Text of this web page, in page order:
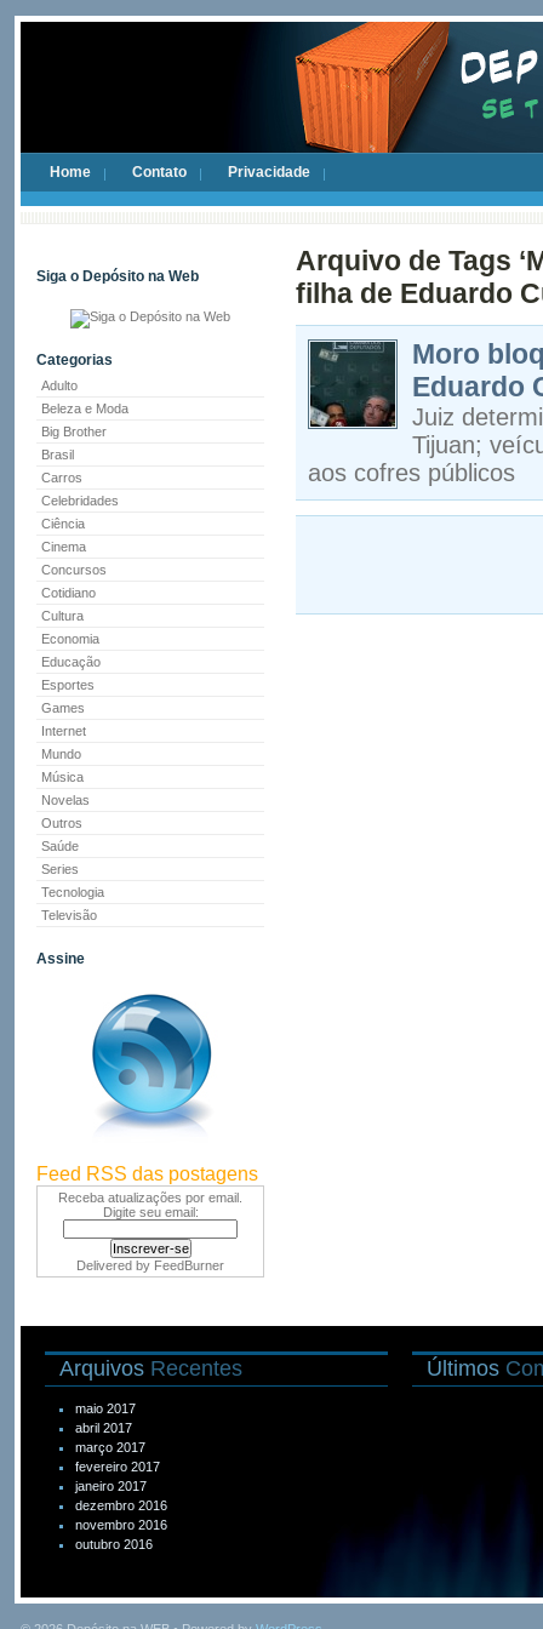
Home Contato Privacidade
Siga o Depósito na Web
Categorias
Adulto
Beleza e Moda
Big Brother
Brasil
Carros
Celebridades
Ciência
Cinema
Concursos
Cotidiano
Cultura
Economia
Educação
Esportes
Games
Internet
Mundo
Música
Novelas
Outros
Saúde
Series
Tecnologia
Televisão
Assine
Feed RSS das postagens
Receba atualizações por email.
Digite seu email:
Delivered by FeedBurner
Arquivo de Tags
filha de Eduardo
Moro
Eduardo
Juiz
Tijuan;
aos cofres públicos
Arquivos Recentes
maio 2017
abril 2017
março 2017
fevereiro 2017
janeiro 2017
dezembro 2016
novembro 2016
outubro 2016
Últimos